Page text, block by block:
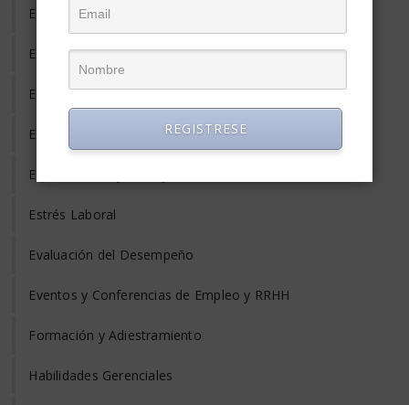
Empleo Informal
Empleo Temporal
Emprendedores
Entrevista de Trabajo
Equilibrio Vida y Trabajo
Estrés Laboral
Evaluación del Desempeño
Eventos y Conferencias de Empleo y RRHH
Formación y Adiestramiento
Habilidades Gerenciales
REGISTRESE